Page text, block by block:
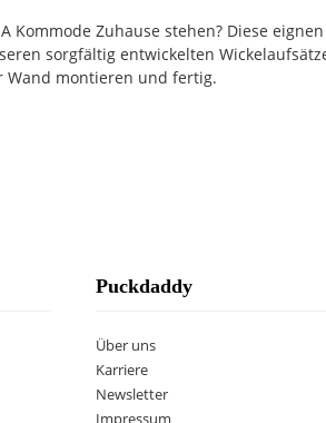
Kommode Zuhause stehen? Diese
sorgfältig entwickelten
Wand montieren und fertig.
Puckdaddy
Über uns
Karriere
Newsletter
Impressum